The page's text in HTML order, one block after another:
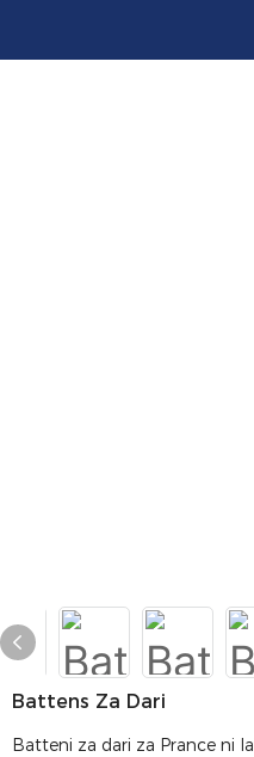
Battens Za Dari
Batteni za dari za Prance ni